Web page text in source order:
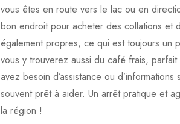
vous êtes en route vers le lac ou en
bon endroit pour acheter des collations et
également propres, ce qui est toujours un
vous y trouverez aussi du café frais,
avez besoin d’assistance ou
souvent prêt à aider. Un arrêt pratique et
la région !